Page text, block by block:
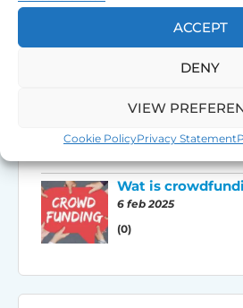
ACCEPT
DENY
VIEW
Cookie PolicyPrivacy Statement
4 jul 2025
Hoe geef je de
derde?
Wat is
6 feb 2025
(0)